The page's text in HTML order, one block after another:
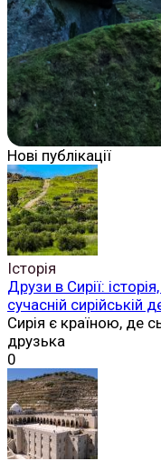
Нові публікації
Історія
Друзи в Сирії:
сучасній сирійській
Сирія є країною, де
друзька
0